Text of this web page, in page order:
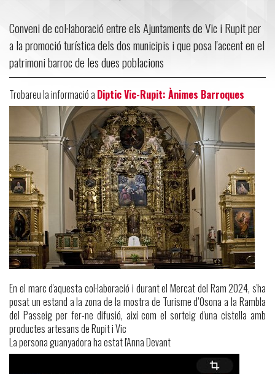
Conveni de col·laboració entre els Ajuntaments de Vic i Rupit per
a la promoció turística dels dos municipis i que posa l'accent en el
patrimoni barroc de les dues poblacions
Trobareu la informació a Diptic Vic-Rupit: Ànimes Barroques
En el marc d'aquesta col·laboració i durant el Mercat del Ram 2024, s'ha
posat un estand a la zona de la mostra de Turisme d’Osona a la Rambla
del Passeig per fer-ne difusió, així com el sorteig d'una cistella amb
productes artesans de Rupit i Vic
La persona guanyadora ha estat l'Anna Devant